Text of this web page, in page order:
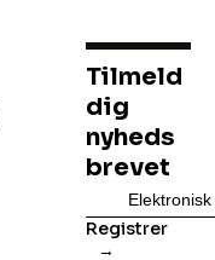
Tilmeld
dig
nyheds
brevet
Registrer